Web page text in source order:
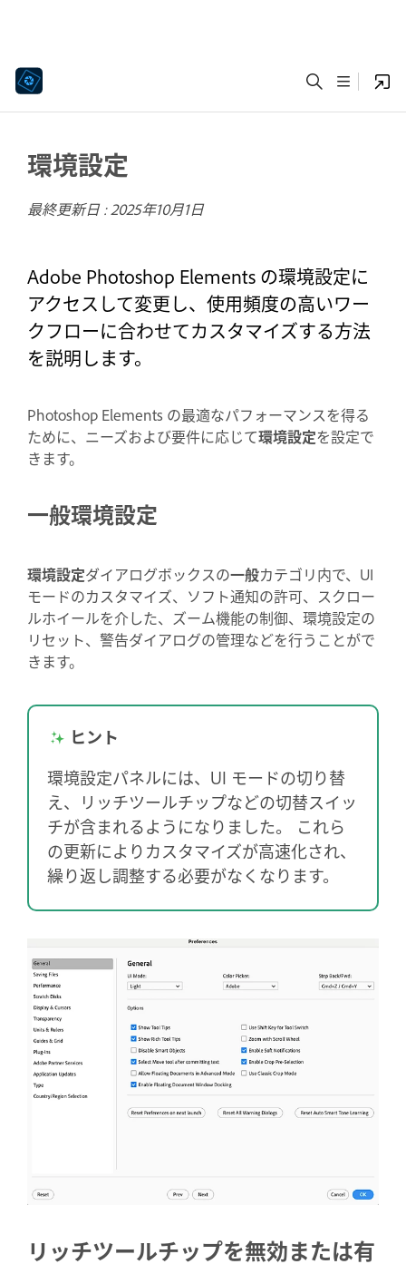
環境設定
最終更新日 :2025年10月1日
Adobe Photoshop Elements の環境設定に
アクセスして変更し、使用頻度の高いワー
クフローに合わせてカスタマイズする方法
を説明します。
Photoshop Elements の最適なパフォーマンスを得る
ために、ニーズおよび要件に応じて環境設定を設定で
きます。
一般環境設定
環境設定ダイアログボックスの一般カテゴリ内で、UI
モードのカスタマイズ、ソフト通知の許可、スクロー
ルホイールを介した、ズーム機能の制御、環境設定の
リセット、警告ダイアログの管理などを行うことがで
きます。
ヒント
環境設定パネルには、UI モードの切り替
え、リッチツールチップなどの切替スイッ
チが含まれるようになりました。 これら
の更新によりカスタマイズが高速化され、
繰り返し調整する必要がなくなります。
リッチツールチップを無効または有